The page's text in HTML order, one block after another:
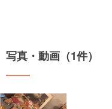
写真・動画（1件）